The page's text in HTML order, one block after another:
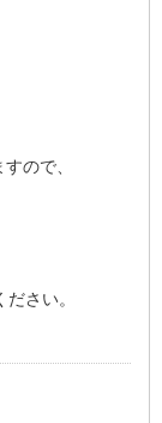
ので、
さい。